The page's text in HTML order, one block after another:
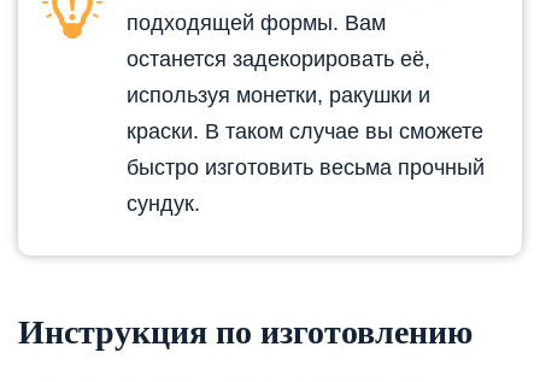
подходящей формы. Вам
останется задекорировать её,
используя монетки, ракушки и
краски. В таком случае вы сможете
быстро изготовить весьма прочный
сундук.
Инструкция по изготовлению